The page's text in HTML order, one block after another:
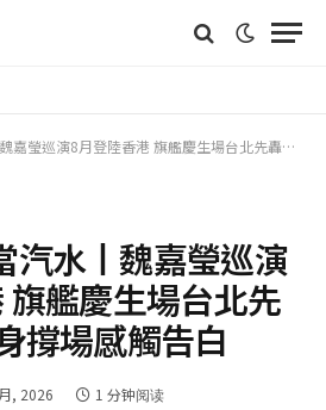
8月登陸香港 旗艦慶生場台北先轟動 父母現身撐場感觸告白
汽水丨魏嘉瑩巡演
艦慶生場台北先
撐場感觸告白
, 2026 1 分钟阅读